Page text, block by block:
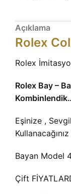
Açıklama
Rolex
Rolex
Rolex Bay –
Eşinize ,
Bayan Model
Çift